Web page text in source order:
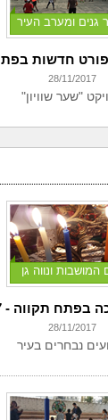
גנים ומערב העיר
חדשות
28/11/2017
"שער שוויון"
המושבות ונווה גן
בפתח תקווה - 2017
28/11/2017
נבחרים בעיר